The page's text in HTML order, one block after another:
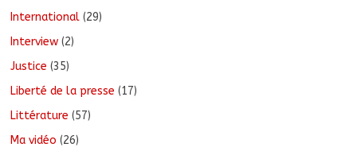
International (29)
Interview (2)
Justice (35)
Liberté de la presse (17)
Littérature (57)
Ma vidéo (26)